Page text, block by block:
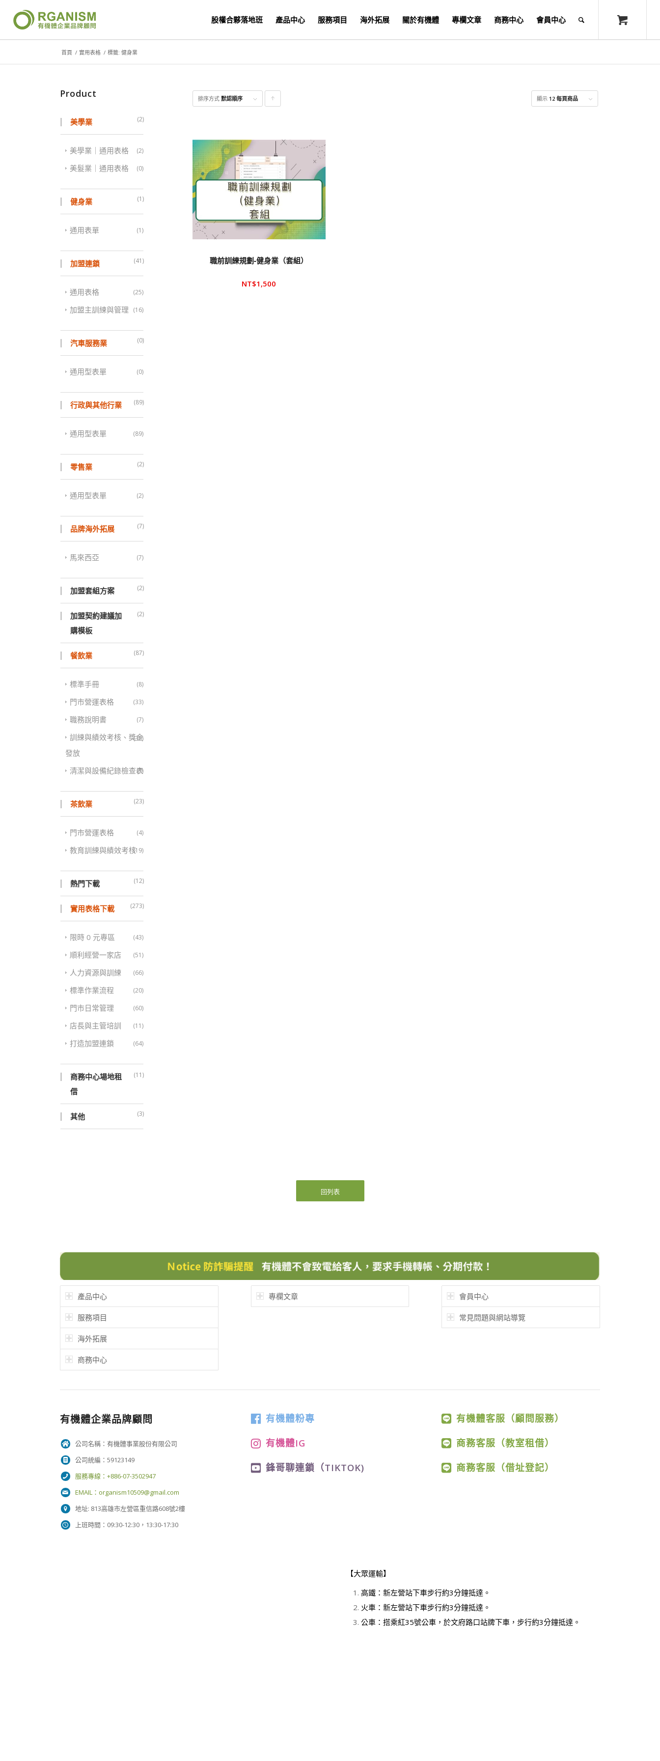
股權合夥落地班 產品中心 服務項目 海外拓展 關於有機體 專欄文章 商務中心 會員中心
首頁 / 實用表格 / 標籤: 健身業
排序方式 默認順序
品
顯示 12 每頁商品
職前訓練規劃-健身業（套組）
NT$1,500
Product
美學業 (2)
美學業｜通用表格 (2)
美髮業｜通用表格 (0)
健身業 (1)
通用表單 (1)
加盟連鎖 (41)
通用表格 (25)
加盟主訓練與管理 (16)
汽車服務業 (0)
通用型表單 (0)
行政與其他行業 (89)
通用型表單 (89)
零售業 (2)
通用型表單 (2)
品牌海外拓展 (7)
馬來西亞 (7)
加盟套組方案 (2)
加盟契約建議加
購模板
(2)
餐飲業 (87)
標準手冊 (8)
門市營運表格 (33)
職務說明書 (7)
訓練與績效考核、獎金
發放
(32)
清潔與設備紀錄檢查表
(7)
茶飲業 (23)
門市營運表格 (4)
教育訓練與績效考核(19)
熱門下載 (12)
實用表格下載 (273)
限時 0 元專區 (43)
順利經營一家店 (51)
人力資源與訓練 (66)
標準作業流程 (20)
門市日常管理 (60)
店長與主管培訓 (11)
打造加盟連鎖 (64)
商務中心場地租
借
(11)
其他 (3)
回列表
產品中心
服務項目
海外拓展
商務中心
專欄文章 會員中心
常見問題與網站導覽
有機體企業品牌顧問
公司名稱：有機體事業股份有限公司
公司統編：59123149
服務專線：+886-07-3502947
EMAIL： organism10509@gmail.com
地址: 813高雄市左營區重信路608號2樓
上班時間：09:30-12:30，13:30-17:30
有機體粉專
有機體IG
鋒哥聊連鎖（TIKTOK)
有機體客服（顧問服務）
商務客服（教室租借）
商務客服（借址登記）
【大眾運輸】
高鐵：新左營站下車步行約3分鐘抵達。
火車：新左營站下車步行約3分鐘抵達。
公車：搭乘紅35號公車，於文府路口站牌下車，步行約3分鐘抵達。